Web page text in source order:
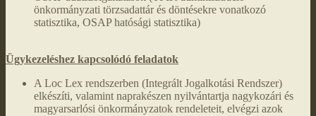
önkormányzati törzsadattár és döntésekre vonatkozó
statisztika, OSAP hatósági statisztika)
Ügykezeléshez kapcsolódó feladatok
A Loc Lex rendszerben (Integrált Jogalkotási Rendszer)
elkészíti, valamint naprakészen nyilvántartja nagykozári és
magyarsarlósi önkormányzatok rendeleteit, elvégzi azok